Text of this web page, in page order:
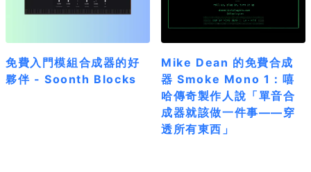
免費入門模組合成器的好
夥伴 - Soonth Blocks
Mike Dean 的免費合成
器 Smoke Mono 1：嘻
哈傳奇製作人說「單音合
成器就該做一件事——穿
透所有東西」